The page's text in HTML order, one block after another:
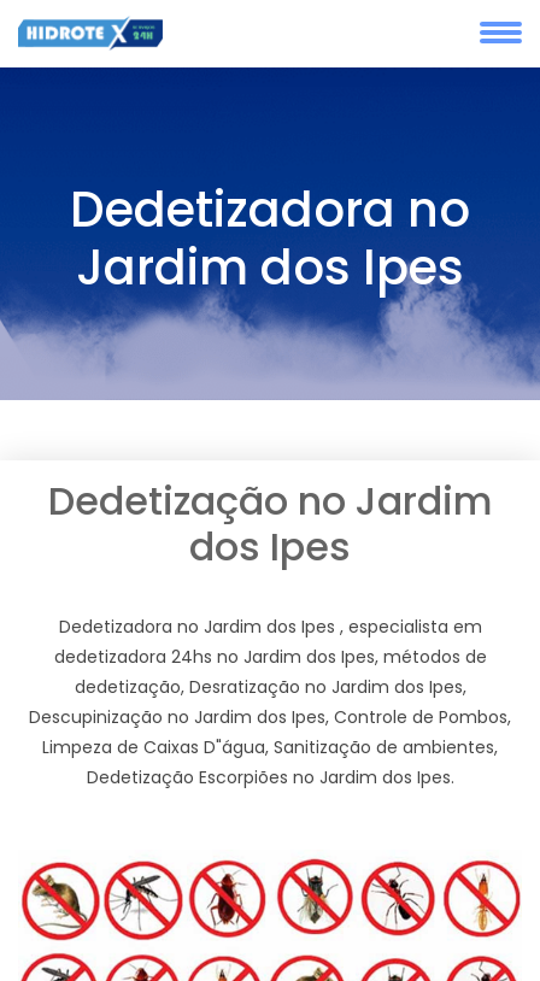
Dedetizadora no
Jardim dos Ipes
Dedetização no Jardim
dos Ipes
Dedetizadora no Jardim dos Ipes , especialista em
dedetizadora 24hs no Jardim dos Ipes, métodos de
dedetização, Desratização no Jardim dos Ipes,
Descupinização no Jardim dos Ipes, Controle de Pombos,
Limpeza de Caixas D"água, Sanitização de ambientes,
Dedetização Escorpiões no Jardim dos Ipes.